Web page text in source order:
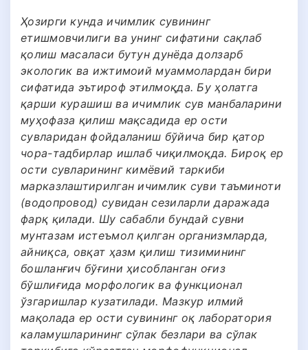
Ҳозирги кунда ичимлик сувининг
етишмовчилиги ва унинг сифатини сақлаб
қолиш масаласи бутун дунёда долзарб
экологик ва ижтимоий муаммолардан бири
сифатида эътироф этилмоқда. Бу ҳолатга
қарши курашиш ва ичимлик сув манбаларини
муҳофаза қилиш мақсадида ер ости
сувларидан фойдаланиш бўйича бир қатор
чора-тадбирлар ишлаб чиқилмоқда. Бироқ ер
ости сувларининг кимёвий таркиби
марказлаштирилган ичимлик суви таъминоти
(водопровод) сувидан сезиларли даражада
фарқ қилади. Шу сабабли бундай сувни
мунтазам истеъмол қилган организмларда,
айниқса, овқат ҳазм қилиш тизимининг
бошланғич бўғини ҳисобланган оғиз
бўшлиғида морфологик ва функционал
ўзгаришлар кузатилади. Мазкур илмий
мақолада ер ости сувининг оқ лаборатория
каламушларининг сўлак безлари ва сўлак